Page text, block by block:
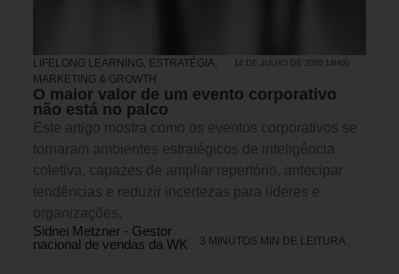
LIFELONG LEARNING, ESTRATÉGIA,
MARKETING & GROWTH
14 DE JULHO DE 2026 14H00
O maior valor de um evento corporativo
não está no palco
Este artigo mostra como os eventos corporativos se
tornaram ambientes estratégicos de inteligência
coletiva, capazes de ampliar repertório, antecipar
tendências e reduzir incertezas para líderes e
organizações.
Sidnei Metzner - Gestor
nacional de vendas da WK
3 MINUTOS MIN DE LEITURA